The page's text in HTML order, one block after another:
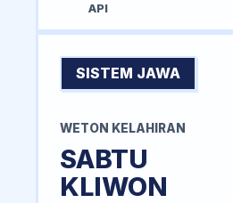
API
SISTEM JAWA
WETON KELAHIRAN
SABTU
KLIWON